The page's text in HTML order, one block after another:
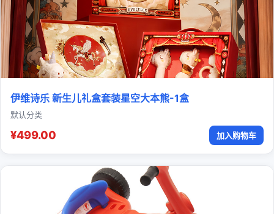
伊维诗乐 新生儿礼盒套装星空大本熊-1盒
默认分类
¥499.00 加入购物车